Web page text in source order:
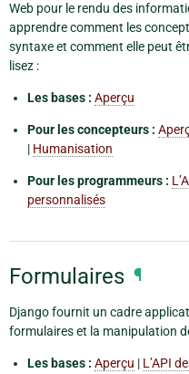
Web pour le rendu des
apprendre comment les
syntaxe et comment elle peut
lisez :
Les bases : Aperçu
Pour les concepteurs :
| Humanisation
Pour les programmeurs :
personnalisés
Formulaires ¶
Django fournit un cadre
formulaires et la manipulation
Les bases : Aperçu | L’API